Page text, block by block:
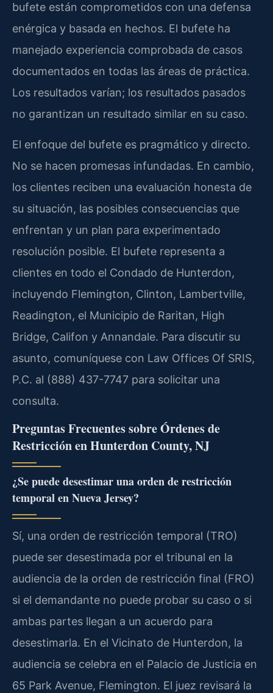
bufete están comprometidos con una defensa
enérgica y basada en hechos. El bufete ha
manejado experiencia comprobada de casos
documentados en todas las áreas de práctica.
Los resultados varían; los resultados pasados
no garantizan un resultado similar en su caso.
El enfoque del bufete es pragmático y directo.
No se hacen promesas infundadas. En cambio,
los clientes reciben una evaluación honesta de
su situación, las posibles consecuencias que
enfrentan y un plan para experimentado
resolución posible. El bufete representa a
clientes en todo el Condado de Hunterdon,
incluyendo Flemington, Clinton, Lambertville,
Readington, el Municipio de Raritan, High
Bridge, Califon y Annandale. Para discutir su
asunto, comuníquese con Law Offices Of SRIS,
P.C. al (888) 437-7747 para solicitar una
consulta.
Preguntas Frecuentes sobre Órdenes de
Restricción en Hunterdon County, NJ
¿Se puede desestimar una orden de restricción
temporal en Nueva Jersey?
Sí, una orden de restricción temporal (TRO)
puede ser desestimada por el tribunal en la
audiencia de la orden de restricción final (FRO)
si el demandante no puede probar su caso o si
ambas partes llegan a un acuerdo para
desestimarla. En el Vicinato de Hunterdon, la
audiencia se celebra en el Palacio de Justicia en
65 Park Avenue, Flemington. El juez revisará la